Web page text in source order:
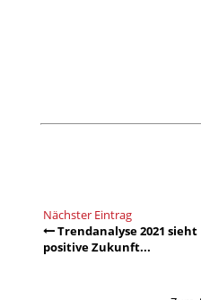
Nächster Eintrag
Trendanalyse 2021 sieht
positive Zukunft...